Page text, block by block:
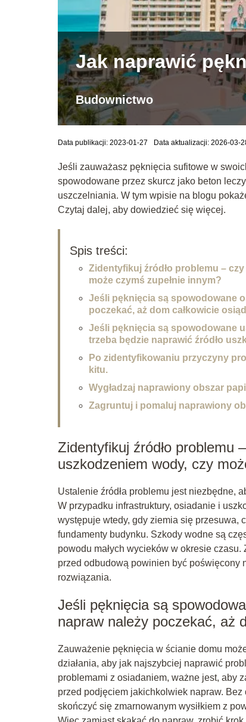
Jak naprawić
Budownictwo
Data publikacji: 2023-01-27 Data aktualizacji: 2026-03-
Jeśli zauważasz pęknięcia sufitowe w
spowodowane przez skurcz jako beton
uszczelniania. W tym wpisie na blogu
Czytaj dalej, aby dowiedzieć się więcej.
Spis treści:
Zidentyfikuj źródło problemu –
może czymś zupełnie innym?
Jeśli pęknięcia są spowodowane
poczekać, aż dom całkowicie
Jeśli pęknięcia są spowodowane
trzeba będzie naprawić źródło
Po zidentyfikowaniu przyczyny
kitu.
Wygładzaj naprawiony obszar
Zagruntuj i pomaluj naprawiony
Zidentyfikuj źródło problemu
uszkodzeniem wody, czy
Ustalenie źródła problemu jest niezbędne,
W przypadku infrastruktury, osiadanie i
występuje wtedy, gdy ziemia się przesuwa,
fundamenty budynku. Szkody wodne są
powodu małych wycieków w okresie
przed odbudową powinien być poświęcony
rozwiązania.
Jeśli pęknięcia są
napraw należy poczekać, aż
Zauważenie pęknięcia w ścianie domu
działania, aby jak najszybciej naprawić
problemami z osiadaniem, ważne jest, aby
przed podjęciem jakichkolwiek napraw.
skończyć się zmarnowanym wysiłkiem z